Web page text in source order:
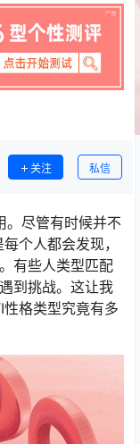
关注 私信
。尽管有时候并不
个人都会发现，
有些人类型匹配
到挑战。这让我
格类型究竟有多